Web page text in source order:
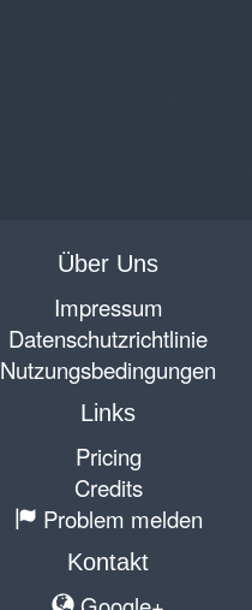
Über Uns
Impressum
Datenschutzrichtlinie
Nutzungsbedingungen
Links
Pricing
Credits
Problem melden
Kontakt